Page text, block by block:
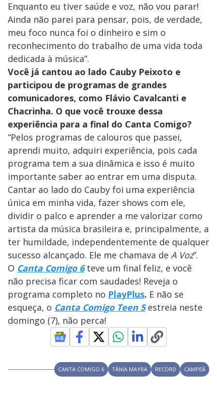
Enquanto eu tiver saúde e voz, não vou parar!
Ainda não parei para pensar, pois, de verdade,
meu foco nunca foi o dinheiro e sim o
reconhecimento do trabalho de uma vida toda
dedicada à música”.
Você já cantou ao lado Cauby Peixoto e
participou de programas de grandes
comunicadores, como Flávio Cavalcanti e
Chacrinha. O que você trouxe dessa
experiência para a final do Canta Comigo?
“Pelos programas de calouros que passei,
aprendi muito, adquiri experiência, pois cada
programa tem a sua dinâmica e isso é muito
importante saber ao entrar em uma disputa.
Cantar ao lado do Cauby foi uma experiência
única em minha vida, fazer shows com ele,
dividir o palco e aprender a me valorizar como
artista da música brasileira e, principalmente, a
ter humildade, independentemente de qualquer
sucesso alcançado. Ele me chamava de A Voz”.
O Canta Comigo 6 teve um final feliz, e você
não precisa ficar com saudades! Reveja o
programa completo no PlayPlus. E não se
esqueça, o Canta Comigo Teen 5estreia neste
domingo (7), não perca!
CANTA COMIGO 6 TÂNIA MAYRA RECORD CAMPEÃ